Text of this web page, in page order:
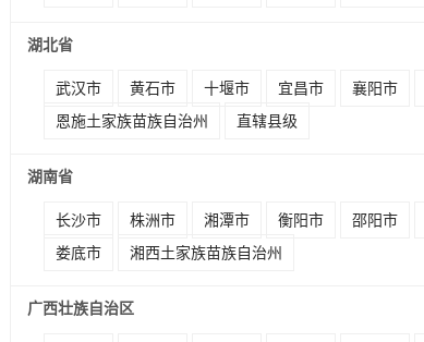
湖北省
武汉市 黄石市 十堰市 宜昌市 襄阳市
恩施土家族苗族自治州
直辖县级
湖南省
长沙市 株洲市 湘潭市 衡阳市 邵阳市
娄底市
湘西土家族苗族自治州
广西壮族自治区